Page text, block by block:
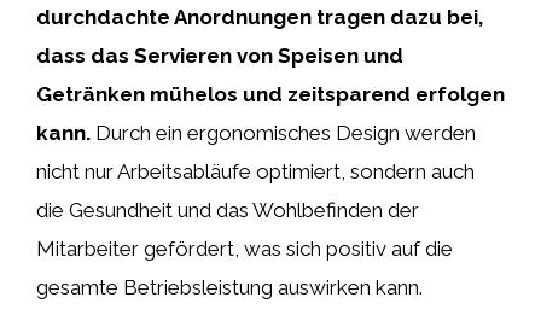
durchdachte Anordnungen tragen dazu bei,
dass das Servieren von Speisen und
Getränken mühelos und zeitsparend erfolgen
kann. Durch ein ergonomisches Design werden
nicht nur Arbeitsabläufe optimiert, sondern auch
die Gesundheit und das Wohlbefinden der
Mitarbeiter gefördert, was sich positiv auf die
gesamte Betriebsleistung auswirken kann.